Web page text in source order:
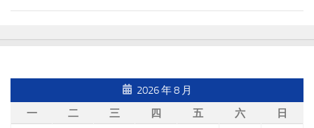
2026 年 8 月
一
二 三 四 五 六
日